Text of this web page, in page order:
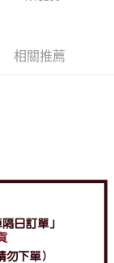
相關推薦